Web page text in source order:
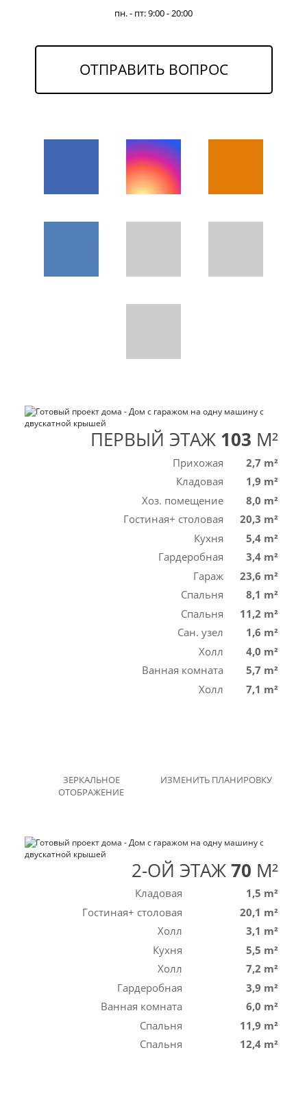
пн. - пт: 9:00 - 20:00
ОТПРАВИТЬ ВОПРОС
ПЕРВЫЙ ЭТАЖ 103 M²
Прихожая
2,7 m²
Кладовая
1,9 m²
Хоз. помещение
8,0 m²
Гостиная+ столовая
20,3 m²
Кухня
5,4 m²
Гардеробная
3,4 m²
Гараж
23,6 m²
Спальня
8,1 m²
Спальня
11,2 m²
Сан. узел
1,6 m²
Холл
4,0 m²
Ванная комната
5,7 m²
Холл
7,1 m²
ЗЕРКАЛЬНОЕ
ОТОБРАЖЕНИЕ
ИЗМЕНИТЬ ПЛАНИРОВКУ
2-ОЙ ЭТАЖ70 M²
Кладовая
1,5 m²
Гостиная+ столовая
20,1 m²
Холл
3,1 m²
Кухня
5,5 m²
Холл
7,2 m²
Гардеробная
3,9 m²
Ванная комната
6,0 m²
Спальня
11,9 m²
Спальня
12,4 m²